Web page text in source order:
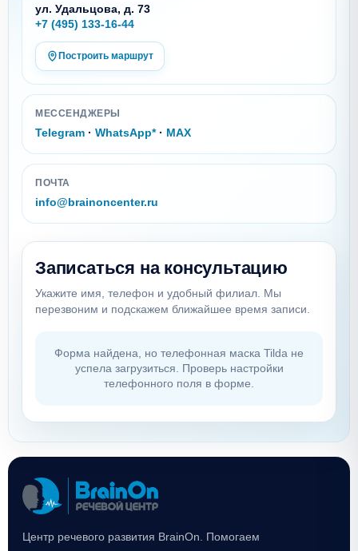
ул. Удальцова, д. 73
+7 (495) 133-16-44
Построить маршрут
МЕССЕНДЖЕРЫ
Telegram · WhatsApp*· MAX
ПОЧТА
info@brainoncenter.ru
Записаться на консультацию
Укажите имя, телефон и удобный филиал. Мы
перезвоним и подскажем ближайшее время записи.
Форма найдена, но телефонная маска Tilda не
успела загрузиться. Проверь настройки
телефонного поля в форме.
Центр речевого развития BrainOn. Помогаем